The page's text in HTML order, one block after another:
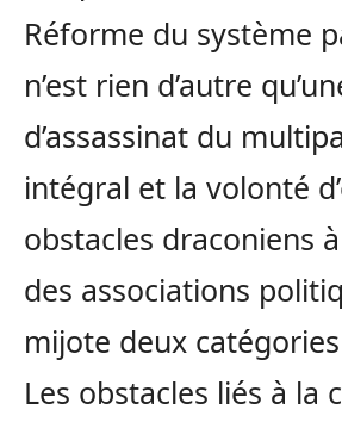
Réforme du système
n’est rien d’autre
d’assassinat du
intégral et la volonté
obstacles draconiens
des associations
mijote deux catégories
Les obstacles liés à la